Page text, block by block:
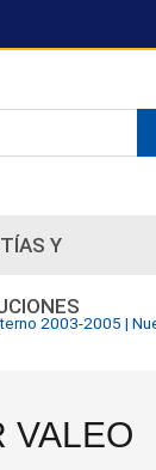
Y
2003-2005 |
VALEO